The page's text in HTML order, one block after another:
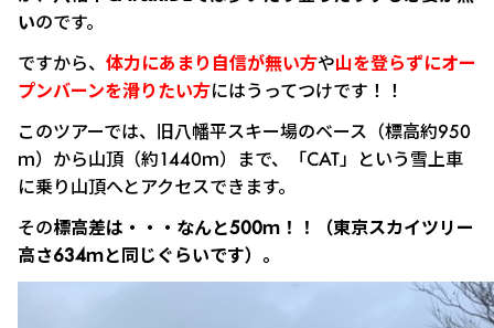
いのです。
ですから、 体力にあまり自信が無い方や山を登らずにオー
プンバーンを滑りたい方にはうってつけです！！
このツアーでは、旧八幡平スキー場のベース（標高約950
ｍ）から山頂（約1440ｍ）まで、「CAT」という雪上車
に乗り山頂へとアクセスできます。
その標高差は・・・なんと500ｍ！！（東京スカイツリー
高さ634ｍと同じぐらいです）。